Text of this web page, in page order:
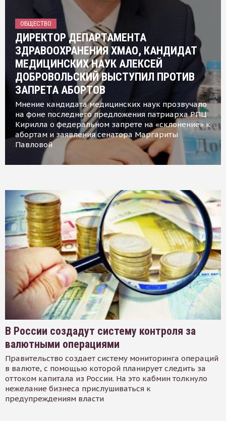
ОБЩЕСТВО
ДИРЕКТОР ДЕПАРТАМЕНТА
ЗДРАВООХРАНЕНИЯ ХМАО, КАНДИДАТ
МЕДИЦИНСКИХ НАУК АЛЕКСЕЙ
ДОБРОВОЛЬСКИЙ ВЫСТУПИЛ ПРОТИВ
ЗАПРЕТА АБОРТОВ
Мнение кандидата медицинских наук прозвучало
на фоне последнего предложения патриарха РПЦ
Кирилла о федеральном запрете на «склонение» к
абортам и заявления сенатора Маргариты
Павловой
В России создадут систему контроля за
валютными операциями
Правительство создает систему мониторинга операций
в валюте, с помощью которой планирует следить за
оттоком капитала из России. На это кабмин толкнуло
нежелание бизнеса прислушиваться к
предупреждениям власти